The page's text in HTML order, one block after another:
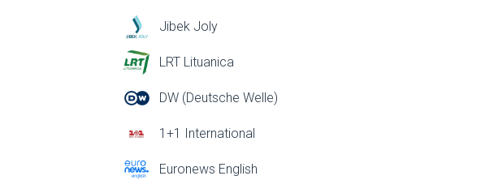
Jibek Joly
LRT Lituanica
DW (Deutsche Welle)
1+1 International
Euronews English